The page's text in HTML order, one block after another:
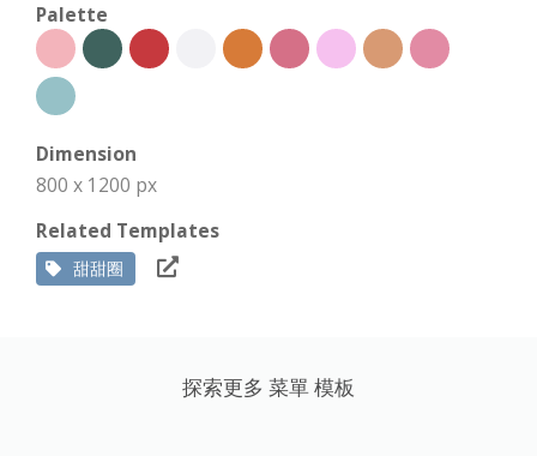
Palette
Dimension
800 x 1200 px
Related Templates
甜甜圈
探索更多 菜單 模板